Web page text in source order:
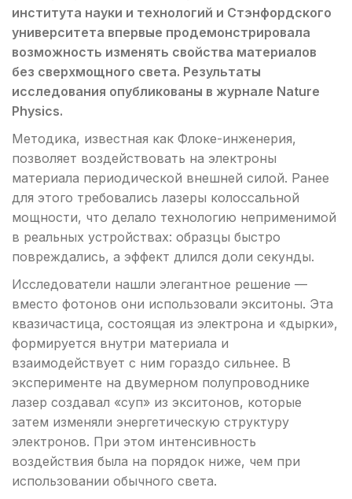
института науки и технологий и Стэнфордского
университета впервые продемонстрировала
возможность изменять свойства материалов
без сверхмощного света. Результаты
исследования опубликованы в журнале Nature
Physics.
Методика, известная как Флоке-инженерия,
позволяет воздействовать на электроны
материала периодической внешней силой. Ранее
для этого требовались лазеры колоссальной
мощности, что делало технологию неприменимой
в реальных устройствах: образцы быстро
повреждались, а эффект длился доли секунды.
Исследователи нашли элегантное решение —
вместо фотонов они использовали экситоны. Эта
квазичастица, состоящая из электрона и «дырки»,
формируется внутри материала и
взаимодействует с ним гораздо сильнее. В
эксперименте на двумерном полупроводнике
лазер создавал «суп» из экситонов, которые
затем изменяли энергетическую структуру
электронов. При этом интенсивность
воздействия была на порядок ниже, чем при
использовании обычного света.